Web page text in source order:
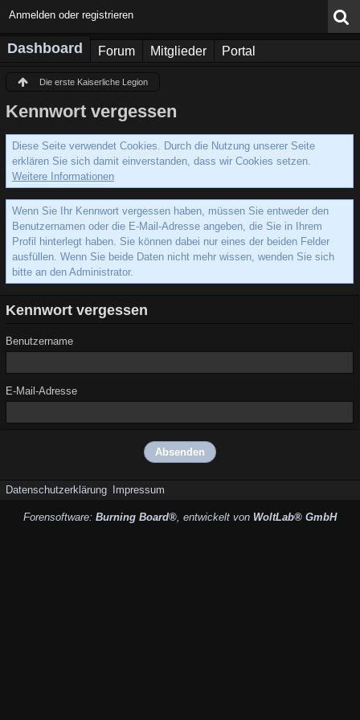
Anmelden oder registrieren
Dashboard Forum Mitglieder Portal
Die erste Kaiserliche Legion
Kennwort vergessen
Diese Seite verwendet Cookies. Durch die Nutzung unserer Seite
erklären Sie sich damit einverstanden, dass wir Cookies setzen.
Weitere Informationen
Wenn Sie Ihr Kennwort vergessen haben, müssen Sie entweder den
Benutzernamen oder die E-Mail-Adresse angeben, die Sie in Ihrem
Profil hinterlegt haben. Sie können dabei nur eines der beiden Felder
ausfüllen. Wenn Sie beide Daten nicht mehr wissen, wenden Sie sich
bitte an den Administrator.
Kennwort vergessen
Benutzername
E-Mail-Adresse
Datenschutzerklärung Impressum
Forensoftware: Burning Board®, entwickelt von WoltLab® GmbH